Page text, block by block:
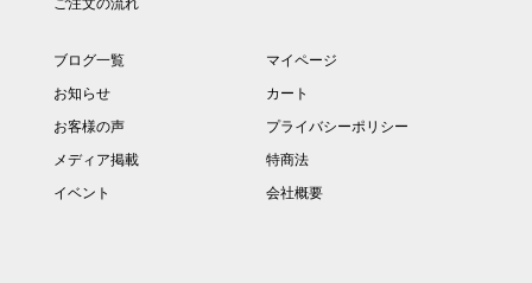
ブログ一覧
お知らせ
お客様の声
メディア掲載
イベント
マイページ
カート
プライバシーポリシー
特商法
会社概要